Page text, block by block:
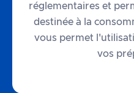
réglementaires et
destinée à la
vous permet
vos